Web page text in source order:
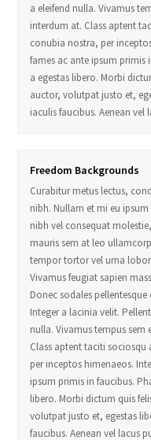
a eleifend nulla. Vivamus
interdum at. Class aptent
conubia nostra, per
fames ac ante ipsum primis
a egestas libero. Morbi
auctor, volutpat justo et,
iaculis faucibus. Aenean vel
Freedom Backgrounds
Curabitur metus lectus,
nibh. Nullam et mi eu
nibh vel consequat
mauris sem at leo
tempor tortor vel urna
Vivamus feugiat sapien
Donec sodales
Integer a lacinia velit.
nulla. Vivamus tempus
Class aptent taciti
per inceptos himenaeos.
ipsum primis in faucibus.
libero. Morbi dictum quis
volutpat justo et, egestas
faucibus. Aenean vel lacus